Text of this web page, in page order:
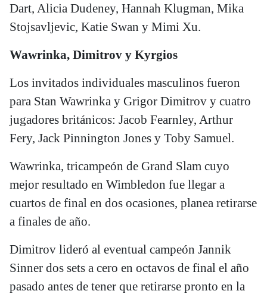
Dart, Alicia Dudeney, Hannah Klugman, Mika
Stojsavljevic, Katie Swan y Mimi Xu.
Wawrinka, Dimitrov y Kyrgios
Los invitados individuales masculinos fueron
para Stan Wawrinka y Grigor Dimitrov y cuatro
jugadores británicos: Jacob Fearnley, Arthur
Fery, Jack Pinnington Jones y Toby Samuel.
Wawrinka, tricampeón de Grand Slam cuyo
mejor resultado en Wimbledon fue llegar a
cuartos de final en dos ocasiones, planea retirarse
a finales de año.
Dimitrov lideró al eventual campeón Jannik
Sinner dos sets a cero en octavos de final el año
pasado antes de tener que retirarse pronto en la